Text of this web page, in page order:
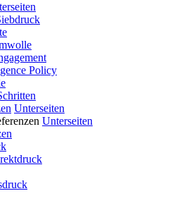
Policy
Unterseiten
Unterseiten